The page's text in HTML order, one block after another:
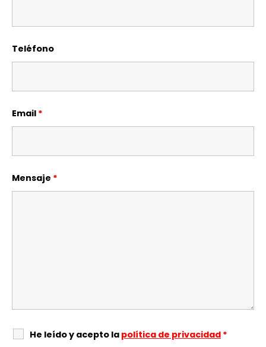
Teléfono
Email *
Mensaje *
He leído y acepto la política de privacidad *